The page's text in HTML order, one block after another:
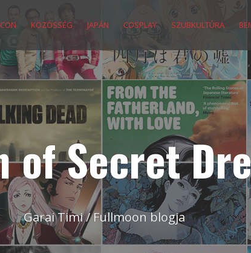
KÖZÖSSÉG JAPÁN COSPLAY SZUBKULTÚRA
of Secret
Garai Timi / Fullmoon blogja